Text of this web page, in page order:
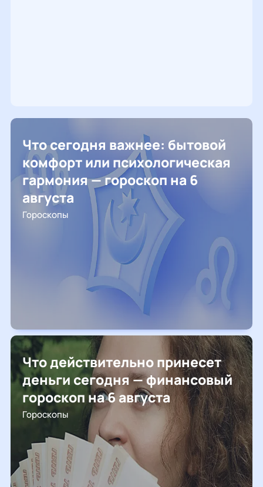
Что сегодня важнее: бытовой
комфорт или психологическая
гармония — гороскоп на 6
августа
Гороскопы
Что действительно принесет
деньги сегодня — финансовый
гороскоп на 6 августа
Гороскопы